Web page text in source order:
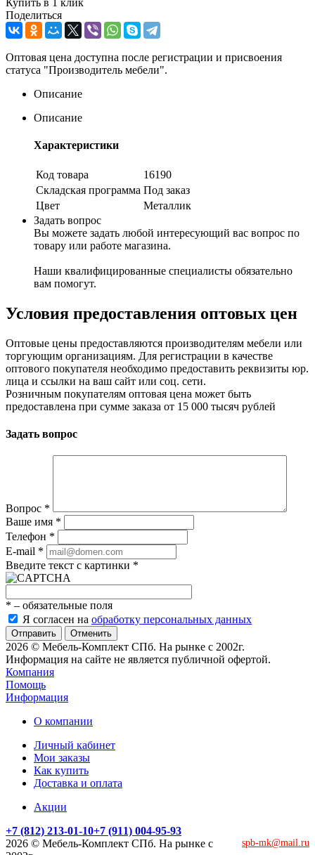
Поделиться
Оптовая цена доступна после регистрации и присвоения
статуса "Производитель мебели".
Описание
Описание
Характеристики
Код товара
16190
Складская программа Под заказ
Цвет
Металлик
Задать вопрос
Вы можете задать любой интересующий вас вопрос по
товару или работе магазина.
Наши квалифицированные специалисты обязательно
вам помогут.
Условия предоставления оптовых цен
Оптовые цены предоставляются производителям мебели или
торгующим организациям. Для регистрации в качестве
оптового покупателя необходимо предоставить реквизиты юр.
лица и ссылки на ваш сайт или соц. сети.
Розничным покупателям оптовая цена может быть
предоставлена при сумме заказа от 15 000 тысяч рублей
Задать вопрос
Вопрос *
Ваше имя *
Телефон *
E-mail *
Введите текст с картинки *
* – обязательные поля
Я согласен на обработку персональных данных
Отменить
2026 © Мебель-Комплект СПб. На рынке с 2002г.
Информация на сайте не является публичной офертой.
Компания
Помощь
Информация
О компании
Личный кабинет
Мои заказы
Как купить
Доставка и оплата
Акции
+7 (812) 213-01-10+7 (911) 004-95-93
spb-mk@mail.ru
2026 © Мебель-Комплект СПб. На рынке с